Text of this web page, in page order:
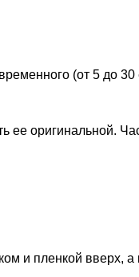
(от 5 до
ее оригинальной.
и пленкой вверх, а